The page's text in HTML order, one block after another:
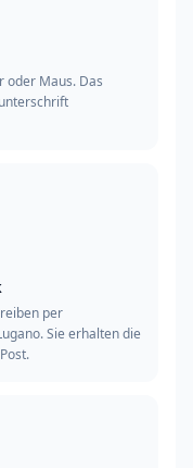
oder Maus. Das
per
Sie erhalten die